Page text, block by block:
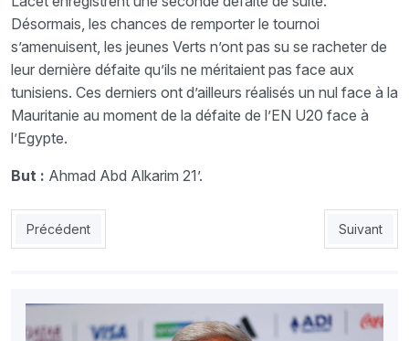
Désormais, les chances de remporter le tournoi
s’amenuisent, les jeunes Verts n’ont pas su se racheter de
leur dernière défaite qu’ils ne méritaient pas face aux
tunisiens. Ces derniers ont d’ailleurs réalisés un nul face à la
Mauritanie au moment de la défaite de l’EN U20 face à
l’Egypte.
But : Ahmad Abd Alkarim 21’.
Article précédent : Algérie-Burkina Faso, la vente des billets
Précédent Article
Suivant